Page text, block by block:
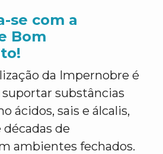
se com a
Bom
da Impernobre é
substâncias
ácidos, sais e álcalis,
de
ambientes fechados.